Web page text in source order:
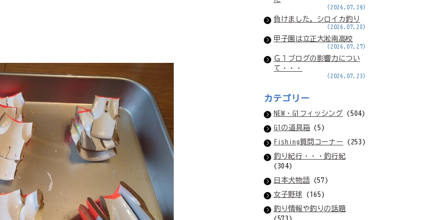
(2026.07.29)
負けました。シロイカ釣り
(2026.07.28)
甲子園は立正大淞南高校
(2026.07.27)
Ｇ１ブログの影響力につい
て・・・
(2026.07.23)
カテゴリー
NEW・G1フィッシング(504)
G1の道具箱(5)
Fishing質問コーナー (253)
釣り紀行・・・釣行紀
(304)
日本犬物語(57)
女子野球 (165)
釣り情報や釣りの話題
(573)